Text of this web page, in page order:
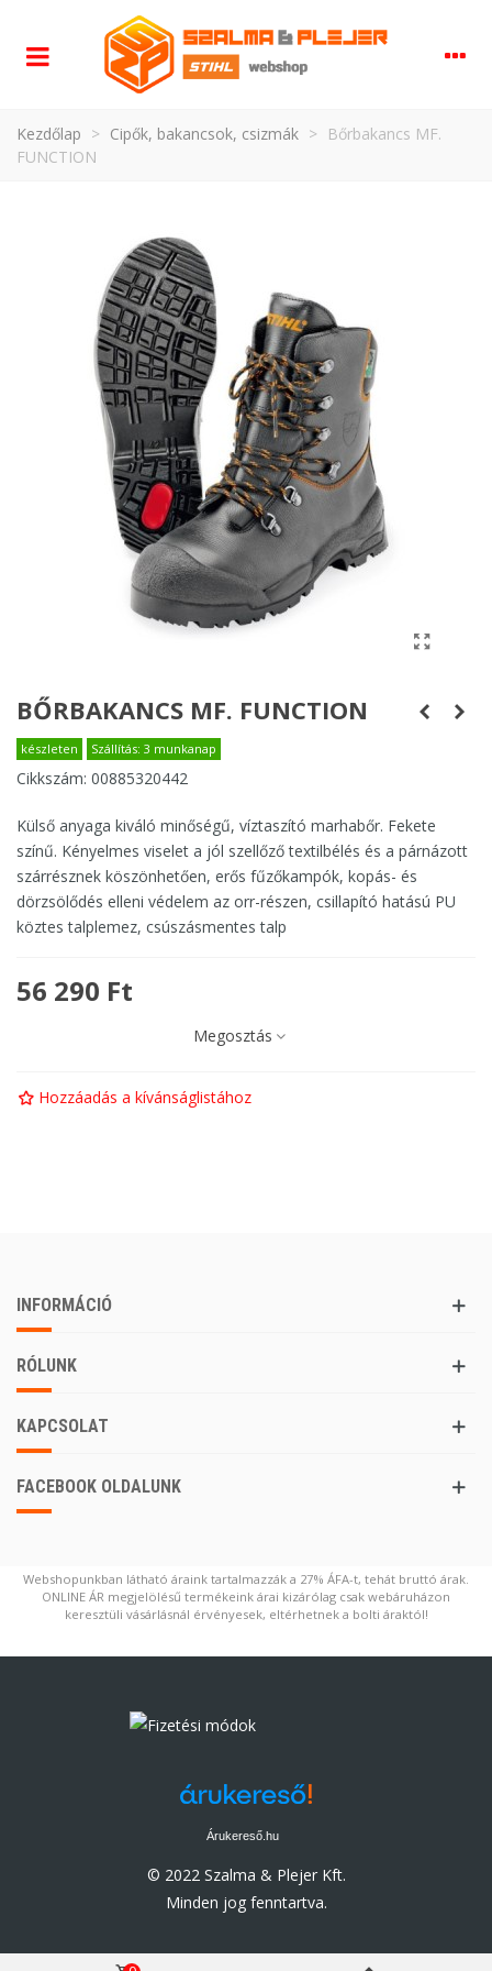
Kezdőlap > Cipők, bakancsok, csizmák >
Bőrbakancs MF.
FUNCTION
BŐRBAKANCS MF. FUNCTION
készleten Szállítás: 3 munkanap
Cikkszám: 00885320442
Külső anyaga kiváló minőségű, víztaszító marhabőr. Fekete
színű. Kényelmes viselet a jól szellőző textilbélés és a párnázott
szárrésznek köszönhetően, erős fűzőkampók, kopás- és
dörzsölődés elleni védelem az orr-részen, csillapító hatású PU
köztes talplemez, csúszásmentes talp
56 290 Ft
Megosztás
Hozzáadás a kívánságlistához
INFORMÁCIÓ
RÓLUNK
KAPCSOLAT
FACEBOOK OLDALUNK
Webshopunkban látható áraink tartalmazzák a 27% ÁFA-t, tehát bruttó árak.
ONLINE ÁR megjelölésű termékeink árai kizárólag csak webáruházon
keresztüli vásárlásnál érvényesek, eltérhetnek a bolti áraktól!
Árukereső.hu
© 2022 Szalma & Plejer Kft.
Minden jog fenntartva.